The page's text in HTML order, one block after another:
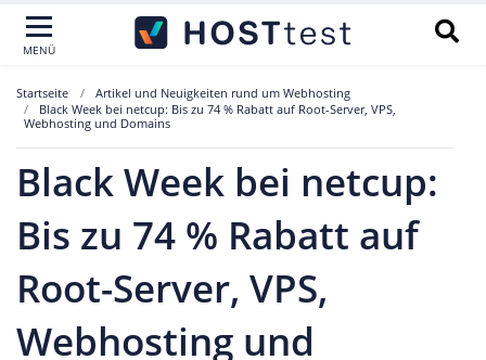
MENÜ
Startseite
Artikel und Neuigkeiten rund um Webhosting
Black Week bei netcup: Bis zu 74 % Rabatt auf Root-Server, VPS,
Webhosting und Domains
Black Week bei netcup:
Bis zu 74 % Rabatt auf
Root-Server, VPS,
Webhosting und